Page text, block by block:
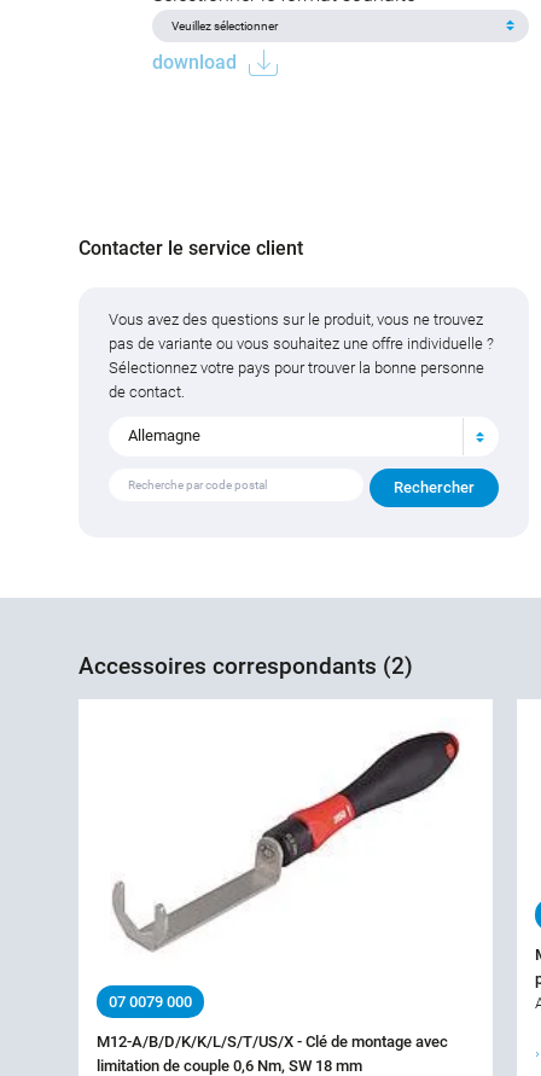
download
Contacter le service client
Vous avez des questions sur le produit, vous ne trouvez
pas de variante ou vous souhaitez une offre individuelle ?
Sélectionnez votre pays pour trouver la bonne personne
de contact.
Allemagne
Accessoires correspondants (2)
07 0079 000
M12-A/B/D/K/K/L/S/T/US/X - Clé de montage avec
limitation de couple 0,6 Nm, SW 18 mm